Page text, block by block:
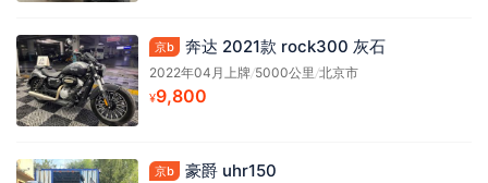
京b 奔达 2021款 rock300 灰石
2022年04月上牌/5000公里/北京市
¥9,800
京b 豪爵 uhr150